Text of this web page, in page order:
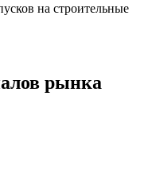
на строительные
рынка